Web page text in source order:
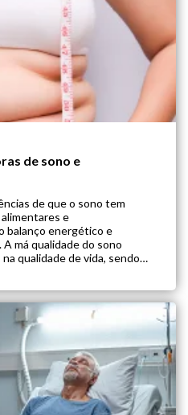
de sono e
de que o sono tem
e
balanço energético e
má qualidade do sono
qualidade de vida, sendo